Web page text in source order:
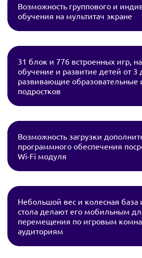
Возможность группового и
обучения на мультитач экране
31 блок и 776 встроенных игр,
обучение и развитие детей от 3
развивающие образовательные
подростков
Возможность загрузки
программного обеспечения
Wi-Fi модуля
Небольшой вес и колесная база
стола делают его мобильным
перемещения по игровым
аудиториям